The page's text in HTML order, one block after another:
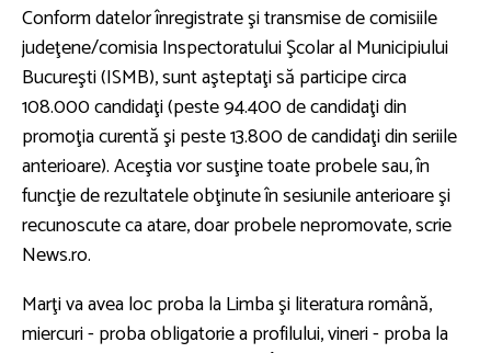
Conform datelor înregistrate şi transmise de comisiile
judeţene/comisia Inspectoratului Şcolar al Municipiului
Bucureşti (ISMB), sunt aşteptaţi să participe circa
108.000 candidaţi (peste 94.400 de candidaţi din
promoţia curentă şi peste 13.800 de candidaţi din seriile
anterioare). Aceştia vor susţine toate probele sau, în
funcţie de rezultatele obţinute în sesiunile anterioare şi
recunoscute ca atare, doar probele nepromovate, scrie
News.ro.
Marţi va avea loc proba la Limba şi literatura română,
miercuri - proba obligatorie a profilului, vineri - proba la